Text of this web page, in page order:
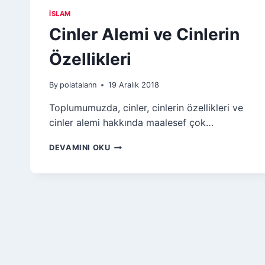
İSLAM
Cinler Alemi ve Cinlerin
Özellikleri
By polatalann 19 Aralık 2018
Toplumumuzda, cinler, cinlerin özellikleri ve
cinler alemi hakkında maalesef çok…
DEVAMINI OKU CINLER